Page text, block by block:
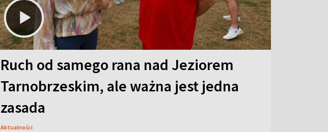
Ruch od samego rana nad Jeziorem
Tarnobrzeskim, ale ważna jest jedna
zasada
Aktualności